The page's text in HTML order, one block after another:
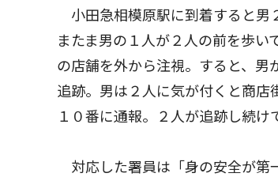
小田急相模原駅に到着すると男
またま男の１人が２人の前を歩い
の店舗を外から注視。すると、男
追跡。男は２人に気が付くと商店
１０番に通報。２人が追跡し続け
対応した署員は「身の安全が第